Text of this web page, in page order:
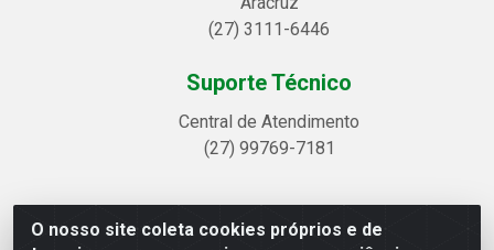
O nosso site coleta cookies próprios e de
(27) 3111-6446
Suporte Técnico
Central de Atendimento
(27) 99769-7181
Linhavix Distribuidora LTDA - Avenida Alegre, 2521 -